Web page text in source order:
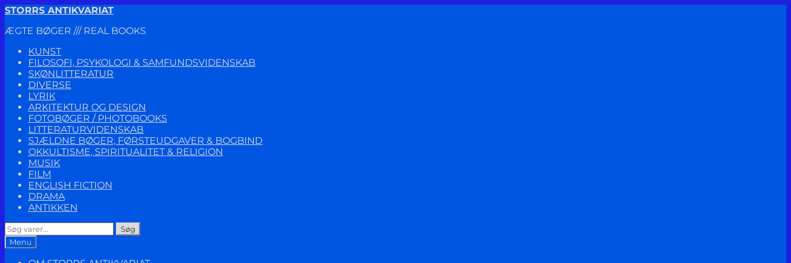
Spring
navigation
Spring
indhold
STORRS ANTIKVARIAT
ÆGTE BØGER /// REAL BOOKS
KUNST
FILOSOFI, PSYKOLOGI & SAMFUNDSVIDENSKAB
SKØNLITTERATUR
DIVERSE
LYRIK
ARKITEKTUR OG DESIGN
FOTOBØGER / PHOTOBOOKS
LITTERATURVIDENSKAB
SJÆLDNE BØGER, FØRSTEUDGAVER & BOGBIND
OKKULTISME, SPIRITUALITET & RELIGION
MUSIK
FILM
ENGLISH FICTION
DRAMA
ANTIKKEN
Søg
efter:
Søg
Menu